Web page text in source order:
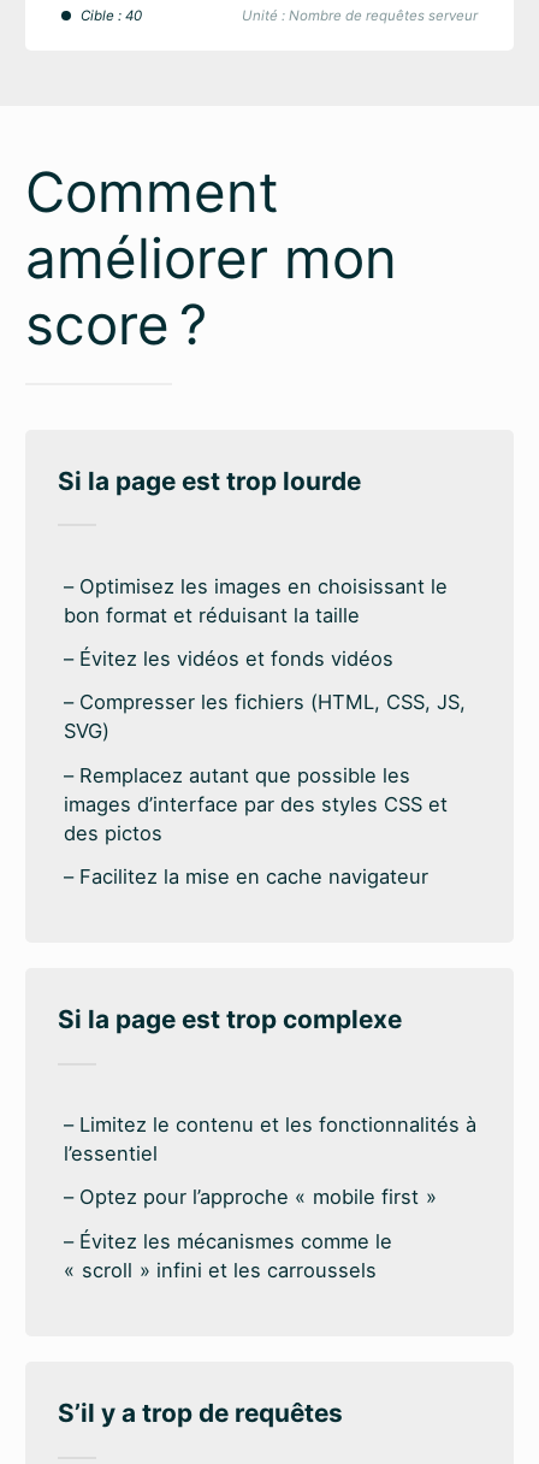
Cible : 40 Unité : Nombre de requêtes serveur
Comment
améliorer mon
score ?
Si la page est trop lourde
Optimisez les images en choisissant le
bon format et réduisant la taille
Évitez les vidéos et fonds vidéos
Compresser les fichiers (HTML, CSS, JS,
SVG)
Remplacez autant que possible les
images d’interface par des styles CSS et
des pictos
Facilitez la mise en cache navigateur
Si la page est trop complexe
Limitez le contenu et les fonctionnalités à
l’essentiel
Optez pour l’approche « mobile first »
Évitez les mécanismes comme le
« scroll » infini et les carroussels
S’il y a trop de requêtes